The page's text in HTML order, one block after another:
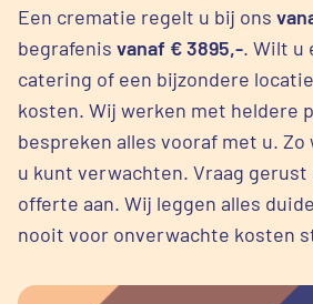
Een crematie regelt u bij ons
begrafenis vanaf € 3895,-. Wilt u
catering of een bijzondere
kosten. Wij werken met heldere
bespreken alles vooraf met u.
u kunt verwachten. Vraag
offerte aan. Wij leggen alles
nooit voor onverwachte kosten